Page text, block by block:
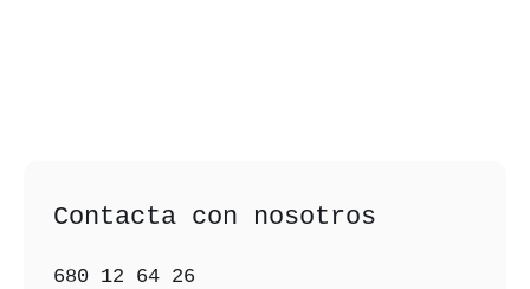
Contacta con nosotros
680 12 64 26‬